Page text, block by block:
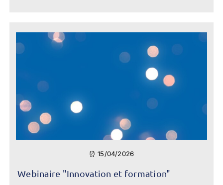
⏰ 15/04/2026
Webinaire "Innovation et formation"